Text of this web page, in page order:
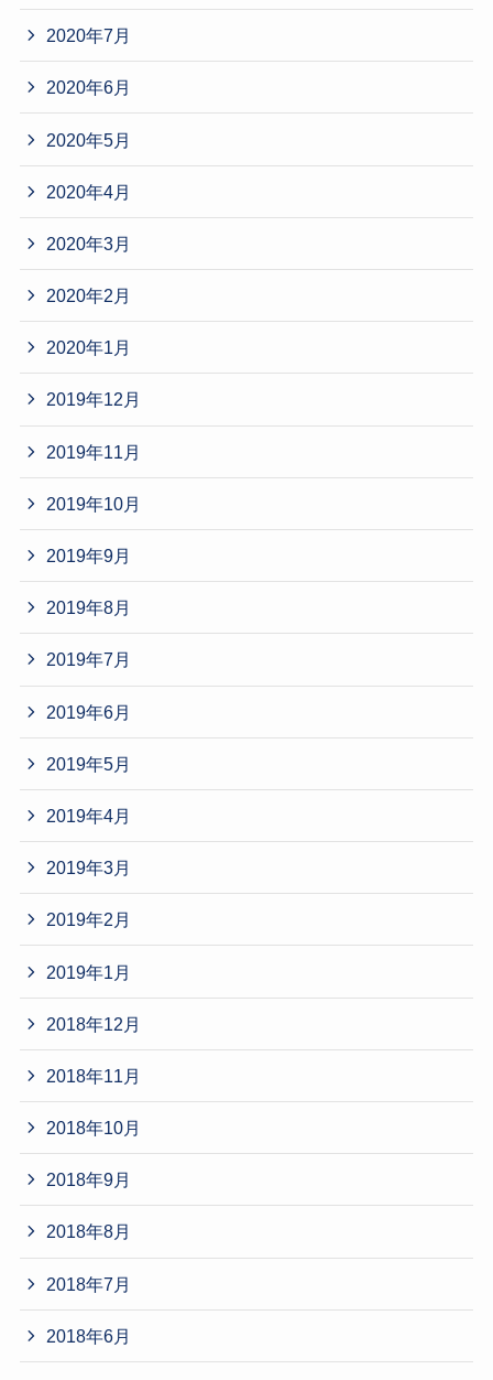
2020年7月
2020年6月
2020年5月
2020年4月
2020年3月
2020年2月
2020年1月
2019年12月
2019年11月
2019年10月
2019年9月
2019年8月
2019年7月
2019年6月
2019年5月
2019年4月
2019年3月
2019年2月
2019年1月
2018年12月
2018年11月
2018年10月
2018年9月
2018年8月
2018年7月
2018年6月